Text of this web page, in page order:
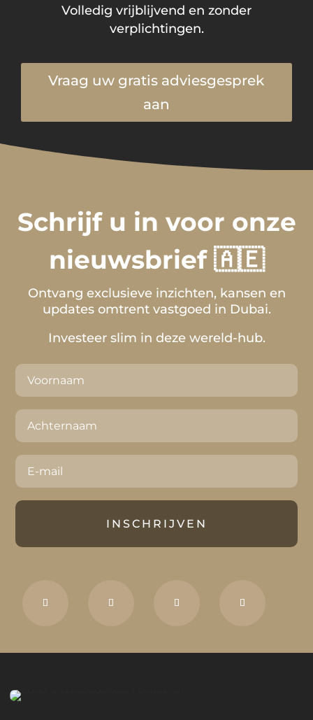
Volledig vrijblijvend en zonder
verplichtingen.
Vraag uw gratis adviesgesprek
aan
Schrijf u in voor onze
nieuwsbrief 🇦🇪
Ontvang exclusieve inzichten, kansen en
updates omtrent vastgoed in Dubai.
Investeer slim in deze wereld-hub.
INSCHRIJVEN